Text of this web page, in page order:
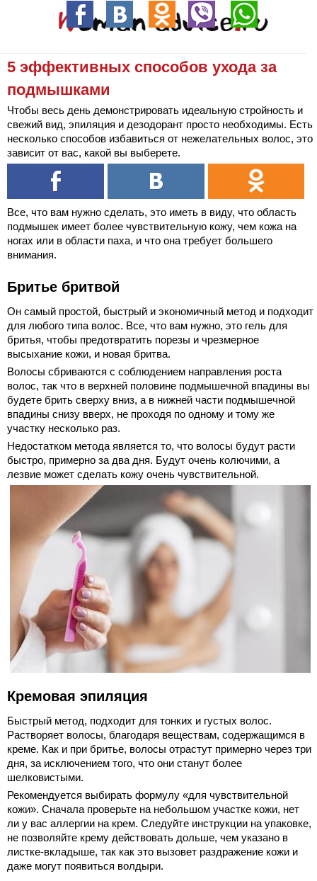
5 эффективных способов ухода за
подмышками
Чтобы весь день демонстрировать идеальную стройность и
свежий вид, эпиляция и дезодорант просто необходимы. Есть
несколько способов избавиться от нежелательных волос, это
зависит от вас, какой вы выберете.
Все, что вам нужно сделать, это иметь в виду, что область
подмышек имеет более чувствительную кожу, чем кожа на
ногах или в области паха, и что она требует большего
внимания.
Бритье бритвой
Он самый простой, быстрый и экономичный метод и подходит
для любого типа волос. Все, что вам нужно, это гель для
бритья, чтобы предотвратить порезы и чрезмерное
высыхание кожи, и новая бритва.
Волосы сбриваются с соблюдением направления роста
волос, так что в верхней половине подмышечной впадины вы
будете брить сверху вниз, а в нижней части подмышечной
впадины снизу вверх, не проходя по одному и тому же
участку несколько раз.
Недостатком метода является то, что волосы будут расти
быстро, примерно за два дня. Будут очень колючими, а
лезвие может сделать кожу очень чувствительной.
Кремовая эпиляция
Быстрый метод, подходит для тонких и густых волос.
Растворяет волосы, благодаря веществам, содержащимся в
креме. Как и при бритье, волосы отрастут примерно через три
дня, за исключением того, что они станут более
шелковистыми.
Рекомендуется выбирать формулу «для чувствительной
кожи». Сначала проверьте на небольшом участке кожи, нет
ли у вас аллергии на крем. Следуйте инструкции на упаковке,
не позволяйте крему действовать дольше, чем указано в
листке-вкладыше, так как это вызовет раздражение кожи и
даже могут появиться волдыри.